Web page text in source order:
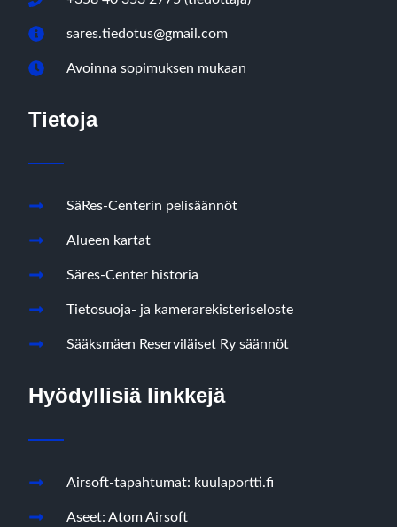
sares.tiedotus@gmail.com
Avoinna sopimuksen mukaan
Tietoja
SäRes-Centerin pelisäännöt
Alueen kartat
Säres-Center historia
Tietosuoja- ja kamerarekisteriseloste
Sääksmäen Reserviläiset Ry säännöt
Hyödyllisiä linkkejä
Airsoft-tapahtumat: kuulaportti.fi
Aseet: Atom Airsoft